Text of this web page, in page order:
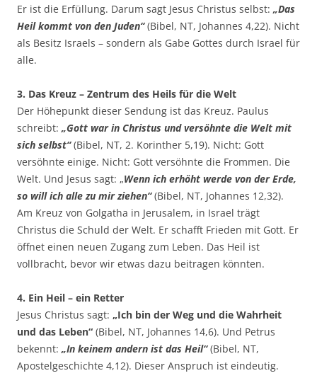
Er ist die Erfüllung. Darum sagt Jesus Christus selbst: „Das
Heil kommt von den Juden“(Bibel, NT, Johannes 4,22). Nicht
als Besitz Israels – sondern als Gabe Gottes durch Israel für
alle.
3. Das Kreuz – Zentrum des Heils für die Welt
Der Höhepunkt dieser Sendung ist das Kreuz. Paulus
schreibt: „Gott war in Christus und versöhnte die Welt mit
sich selbst“(Bibel, NT, 2. Korinther 5,19). Nicht: Gott
versöhnte einige. Nicht: Gott versöhnte die Frommen. Die
Welt. Und Jesus sagt: „Wenn ich erhöht werde von der Erde,
so will ich alle zu mir ziehen“(Bibel, NT, Johannes 12,32).
Am Kreuz von Golgatha in Jerusalem, in Israel trägt
Christus die Schuld der Welt. Er schafft Frieden mit Gott. Er
öffnet einen neuen Zugang zum Leben. Das Heil ist
vollbracht, bevor wir etwas dazu beitragen könnten.
4. Ein Heil – ein Retter
Jesus Christus sagt: „Ich bin der Weg und die Wahrheit
und das Leben“ (Bibel, NT, Johannes 14,6). Und Petrus
bekennt: „In keinem andern ist das Heil“(Bibel, NT,
Apostelgeschichte 4,12). Dieser Anspruch ist eindeutig.